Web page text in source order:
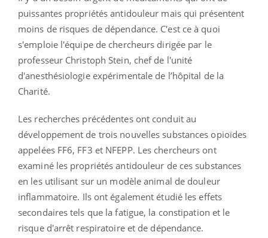
puissantes propriétés antidouleur mais qui présentent
moins de risques de dépendance. C'est ce à quoi
s'emploie l'équipe de chercheurs dirigée par le
professeur Christoph Stein, chef de l'unité
d'anesthésiologie expérimentale de l’hôpital de la
Charité.
Les recherches précédentes ont conduit au
développement de trois nouvelles substances opioïdes
appelées FF6, FF3 et NFEPP. Les chercheurs ont
examiné les propriétés antidouleur de ces substances
en les utilisant sur un modèle animal de douleur
inflammatoire. Ils ont également étudié les effets
secondaires tels que la fatigue, la constipation et le
risque d'arrêt respiratoire et de dépendance.